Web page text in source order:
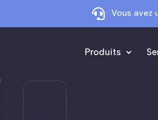
 Vous avez
Produits